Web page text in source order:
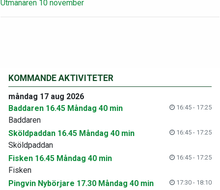
Utmanaren 10 november
KOMMANDE AKTIVITETER
måndag 17 aug 2026
Baddaren 16.45 Måndag 40 min
16:45 - 17:25
Baddaren
Sköldpaddan 16.45 Måndag 40 min
16:45 - 17:25
Sköldpaddan
Fisken 16.45 Måndag 40 min
16:45 - 17:25
Fisken
Pingvin Nybörjare 17.30 Måndag 40 min
17:30 - 18:10